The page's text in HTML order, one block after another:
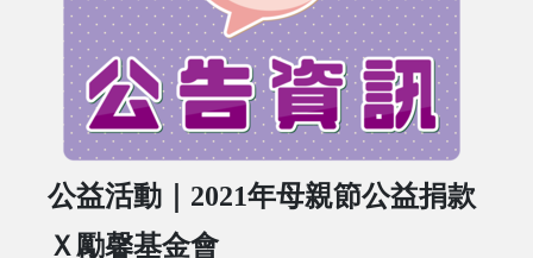
公益活動｜2021年母親節公益捐款
Ｘ勵馨基金會